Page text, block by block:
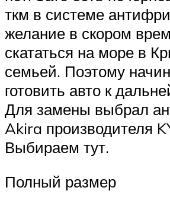
ткм в системе
желание в скором
скататься на море в
семьей. Поэтому
готовить авто к
Для замены выбрал
Akira производителя
Выбираем тут.
Полный размер